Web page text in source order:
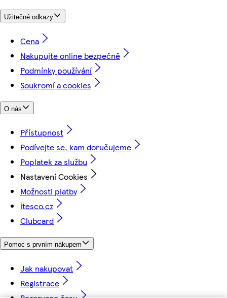
Užitečné odkazy
Cena
Nakupujte online bezpečně
Podmínky používání
Soukromí a cookies
O nás
Přístupnost
Podívejte se, kam doručujeme
Poplatek za službu
Nastavení Cookies
Možnosti platby
itesco.cz
Clubcard
Pomoc s prvním nákupem
Jak nakupovat
Registrace